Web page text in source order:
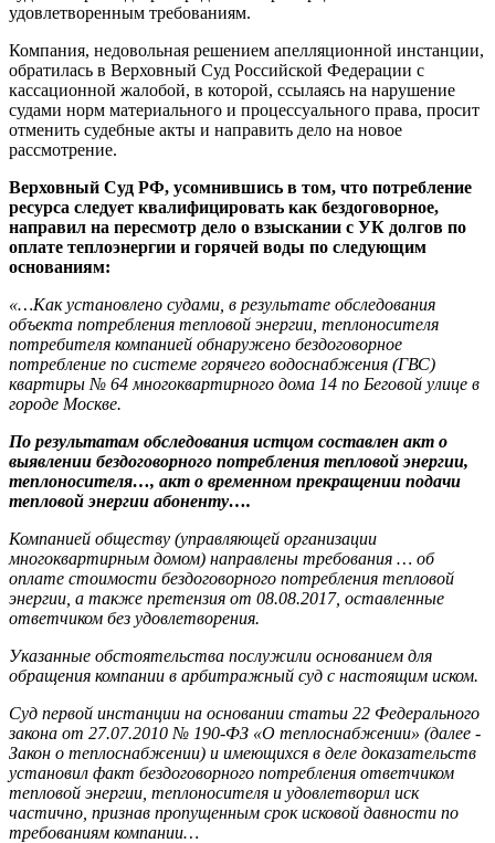
удовлетворенным требованиям.
Компания, недовольная решением апелляционной инстанции,
обратилась в Верховный Суд Российской Федерации с
кассационной жалобой, в которой, ссылаясь на нарушение
судами норм материального и процессуального права, просит
отменить судебные акты и направить дело на новое
рассмотрение.
Верховный Суд РФ, усомнившись в том, что потребление
ресурса следует квалифицировать как бездоговорное,
направил на пересмотр дело о взыскании с УК долгов по
оплате теплоэнергии и горячей воды по следующим
основаниям:
«…Как установлено судами, в результате обследования
объекта потребления тепловой энергии, теплоносителя
потребителя компанией обнаружено бездоговорное
потребление по системе горячего водоснабжения (ГВС)
квартиры № 64 многоквартирного дома 14 по Беговой улице в
городе Москве.
По результатам обследования истцом составлен акт о
выявлении бездоговорного потребления тепловой энергии,
теплоносителя…, акт о временном прекращении подачи
тепловой энергии абоненту….
Компанией обществу (управляющей организации
многоквартирным домом) направлены требования … об
оплате стоимости бездоговорного потребления тепловой
энергии, а также претензия от 08.08.2017, оставленные
ответчиком без удовлетворения.
Указанные обстоятельства послужили основанием для
обращения компании в арбитражный суд с настоящим иском.
Суд первой инстанции на основании статьи 22 Федерального
закона от 27.07.2010 № 190-ФЗ «О теплоснабжении» (далее -
Закон о теплоснабжении) и имеющихся в деле доказательств
установил факт бездоговорного потребления ответчиком
тепловой энергии, теплоносителя и удовлетворил иск
частично, признав пропущенным срок исковой давности по
требованиям компании…